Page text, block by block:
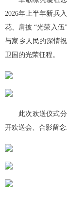
2026年上半年新兵
花、肩披 “光荣入
与家乡人民的深情
卫国的光荣征程。
此次欢送仪式
开欢送会、合影留念